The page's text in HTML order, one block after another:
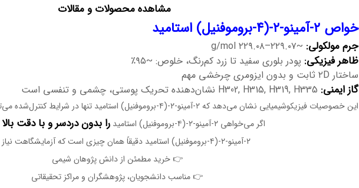
مشاهده محصولات و مقالات
خواص ۲-آمینو-۲-(۴-بروموفنیل) استامید
جرم مولکولی: ~۲۲۹.۰۷–۲۲۹.۰۸ g/mol
ظاهر فیزیکی: پودر بلوری سفید تا زرد کم‌رنگ، خلوص: ~۹۵٪
ساختار ۲D ثابت و بدون ایزومری چرخشی مهم
گاز ایمنی:
این خصوصیات فیزیکوشیمیایی نشان می‌دهد که ۲-آمینو-۲-(۴-بروموفنیل) استامید تنها در شرایط کنترل‌شده می‌تواند بیشترین کارایی را داشته باشد.
اگر می‌خواهی ۲-آمینو-۲-(۴-بروموفنیل) استامید
را بدون دردسر و با دقت بالا
۲-آمینو-۲-(۴-بروموفنیل) استامید دقیقاً همان چیزی است که آزمایشگاهت نیاز دارد.
👉 خرید مطمئن از دانش پژوهان شیمی
👉 مناسب دانشجویان، پژوهشگران و مراکز تحقیقاتی